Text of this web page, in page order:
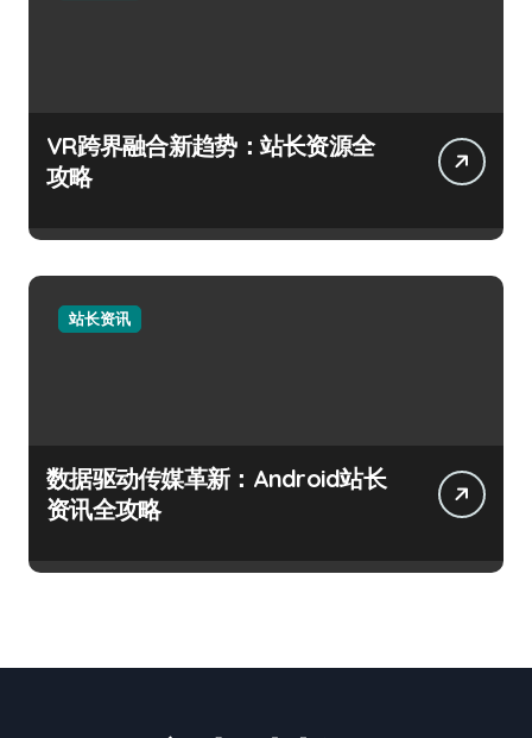
VR跨界融合新趋势：站长资源全
攻略
站长资讯
数据驱动传媒革新：Android站长
资讯全攻略